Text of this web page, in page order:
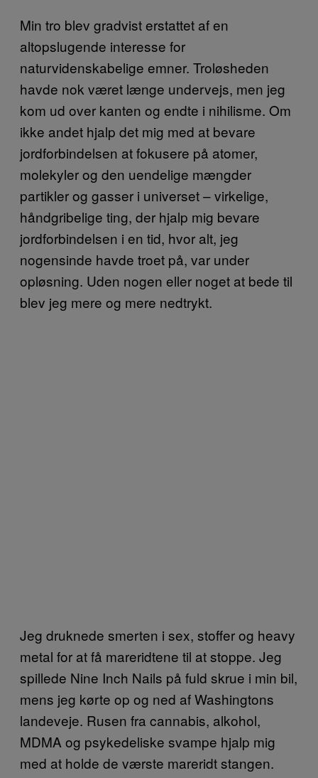
Min tro blev gradvist erstattet af en
altopslugende interesse for
naturvidenskabelige emner. Troløsheden
havde nok været længe undervejs, men jeg
kom ud over kanten og endte i nihilisme. Om
ikke andet hjalp det mig med at bevare
jordforbindelsen at fokusere på atomer,
molekyler og den uendelige mængder
partikler og gasser i universet – virkelige,
håndgribelige ting, der hjalp mig bevare
jordforbindelsen i en tid, hvor alt, jeg
nogensinde havde troet på, var under
opløsning. Uden nogen eller noget at bede til
blev jeg mere og mere nedtrykt.
Jeg druknede smerten i sex, stoffer og heavy
metal for at få mareridtene til at stoppe. Jeg
spillede Nine Inch Nails på fuld skrue i min bil,
mens jeg kørte op og ned af Washingtons
landeveje. Rusen fra cannabis, alkohol,
MDMA og psykedeliske svampe hjalp mig
med at holde de værste mareridt stangen.